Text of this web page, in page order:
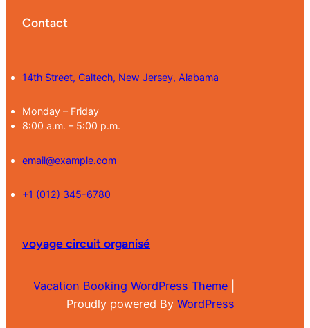
Contact
14th Street, Caltech, New Jersey, Alabama
Monday – Friday
8:00 a.m. – 5:00 p.m.
email@example.com
+1 (012) 345-6780
voyage circuit organisé
Vacation Booking WordPress Theme
Proudly powered ByWordPress